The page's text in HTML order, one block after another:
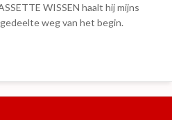
WISSEN haalt hij mijns
weg van het begin.